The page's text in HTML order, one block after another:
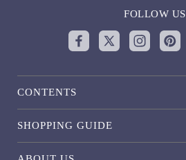
FOLLOW US
CONTENTS
SHOPPING GUIDE